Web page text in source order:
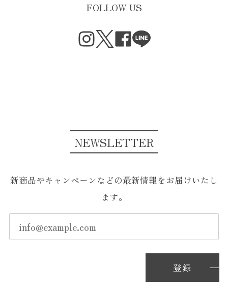
FOLLOW US
NEWSLETTER
新商品やキャンペーンなどの最新情報をお届けいたし
ます。
登録